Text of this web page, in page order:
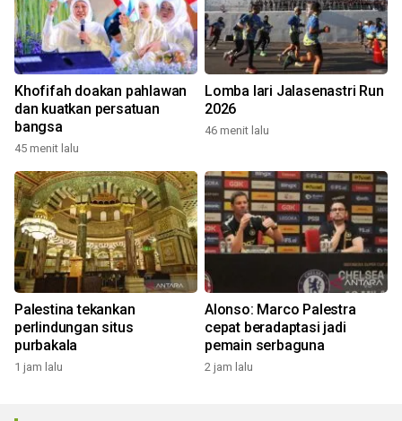
Khofifah doakan pahlawan
dan kuatkan persatuan
bangsa
45 menit lalu
Lomba lari Jalasenastri Run
2026
46 menit lalu
Palestina tekankan
perlindungan situs
purbakala
1 jam lalu
Alonso: Marco Palestra
cepat beradaptasi jadi
pemain serbaguna
2 jam lalu